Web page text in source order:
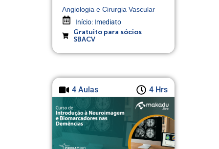
Angiologia e Cirurgia Vascular
Início: Imediato
Gratuito para sócios
SBACV
4 Aulas 4 Hrs